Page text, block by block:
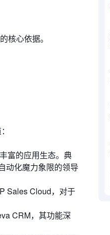
核心依据。
富的应用生态。典
动化魔力象限的领导
Sales Cloud，对于
CRM，其功能深